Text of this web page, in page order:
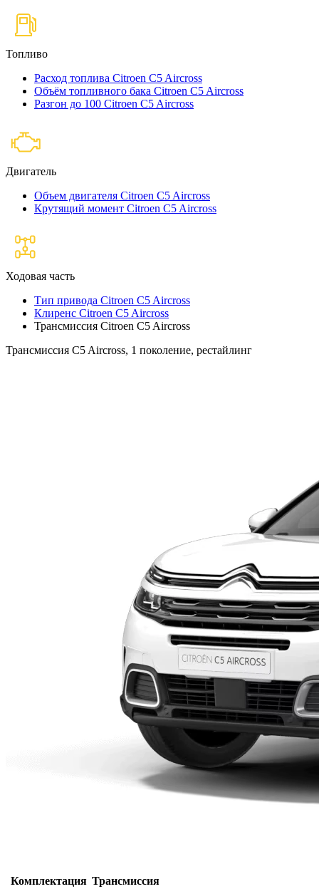
Топливо
Расход топлива Citroen C5 Aircross
Объём топливного бака Citroen C5 Aircross
Разгон до 100 Citroen C5 Aircross
Двигатель
Объем двигателя Citroen C5 Aircross
Крутящий момент Citroen C5 Aircross
Ходовая часть
Тип привода Citroen C5 Aircross
Клиренс Citroen C5 Aircross
Трансмиссия Citroen C5 Aircross
Трансмиссия C5 Aircross, 1 поколение, рестайлинг
Комплектация Трансмиссия